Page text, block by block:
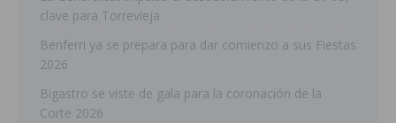
clave para Torrevieja
Benferri ya se prepara para dar comienzo a sus Fiestas
2026
Bigastro se viste de gala para la coronación de la
Corte 2026